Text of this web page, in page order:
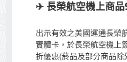
✈ 長榮航空機上商
出示有效之美國運通長榮
實體卡，於長榮航空機上
折優惠(菸品及部分商品除